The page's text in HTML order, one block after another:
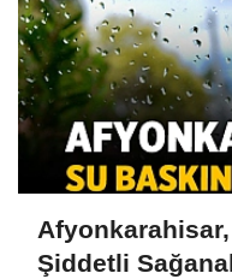
Şiddetli